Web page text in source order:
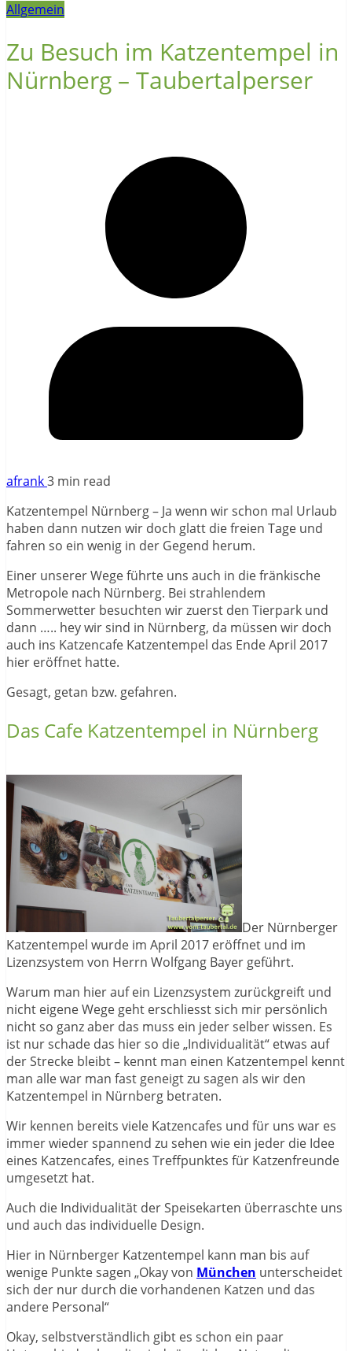
Allgemein
Zu Besuch im Katzentempel in
Nürnberg – Taubertalperser
afrank3 min read
Katzentempel Nürnberg – Ja wenn wir schon mal Urlaub
haben dann nutzen wir doch glatt die freien Tage und
fahren so ein wenig in der Gegend herum.
Einer unserer Wege führte uns auch in die fränkische
Metropole nach Nürnberg. Bei strahlendem
Sommerwetter besuchten wir zuerst den Tierpark und
dann ….. hey wir sind in Nürnberg, da müssen wir doch
auch ins Katzencafe Katzentempel das Ende April 2017
hier eröffnet hatte.
Gesagt, getan bzw. gefahren.
Das Cafe Katzentempel in Nürnberg
Der Nürnberger
Katzentempel wurde im April 2017 eröffnet und im
Lizenzsystem von Herrn Wolfgang Bayer geführt.
Warum man hier auf ein Lizenzsystem zurückgreift und
nicht eigene Wege geht erschliesst sich mir persönlich
nicht so ganz aber das muss ein jeder selber wissen. Es
ist nur schade das hier so die „Individualität“ etwas auf
der Strecke bleibt – kennt man einen Katzentempel kennt
man alle war man fast geneigt zu sagen als wir den
Katzentempel in Nürnberg betraten.
Wir kennen bereits viele Katzencafes und für uns war es
immer wieder spannend zu sehen wie ein jeder die Idee
eines Katzencafes, eines Treffpunktes für Katzenfreunde
umgesetzt hat.
Auch die Individualität der Speisekarten überraschte uns
und auch das individuelle Design.
Hier in Nürnberger Katzentempel kann man bis auf
wenige Punkte sagen „Okay von München unterscheidet
sich der nur durch die vorhandenen Katzen und das
andere Personal“
Okay, selbstverständlich gibt es schon ein paar